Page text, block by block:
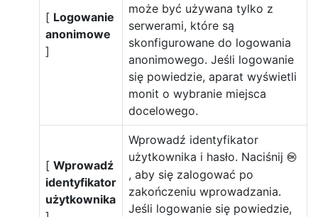
[ Logowanie
anonimowe
]
może być używana tylko z
serwerami, które są
skonfigurowane do logowania
anonimowego. Jeśli logowanie
się powiedzie, aparat wyświetli
monit o wybranie miejsca
docelowego.
[ Wprowadź
identyfikator
użytkownika
Wprowadź identyfikator
użytkownika i hasło. Naciśnij J
, aby się zalogować po
zakończeniu wprowadzania.
Jeśli logowanie się powiedzie,